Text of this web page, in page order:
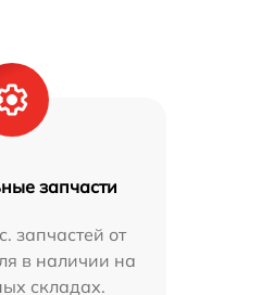
запчасти
запчастей от
в наличии на
складах.